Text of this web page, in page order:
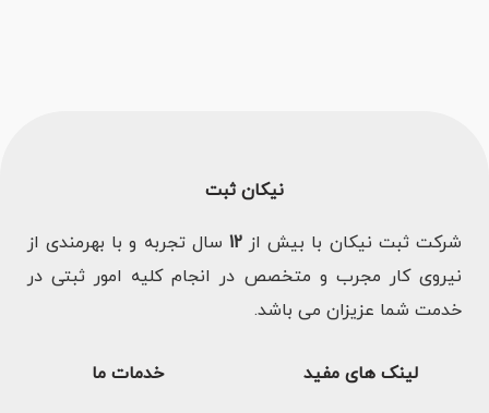
نیکان ثبت
شرکت ثبت نیکان با بیش از 12 سال تجربه و با بهرمندی از
نیروی کار مجرب و متخصص در انجام کلیه امور ثبتی در
خدمت شما عزیزان می باشد.
لینک های مفید خدمات ما